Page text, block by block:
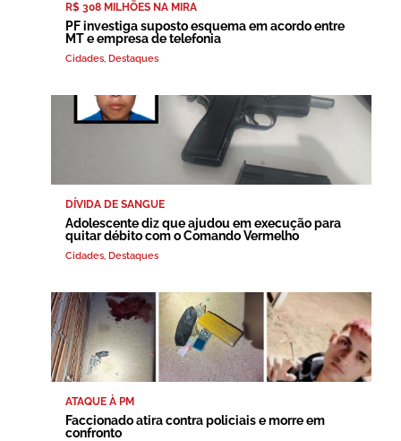
R$ 308 MILHÕES NA MIRA
PF investiga suposto esquema em acordo entre
MT e empresa de telefonia
Cidades, Destaques
DÍVIDA DE SANGUE
Adolescente diz que ajudou em execução para
quitar débito com o Comando Vermelho
Cidades, Destaques
ATAQUE À PM
Faccionado atira contra policiais e morre em
confronto